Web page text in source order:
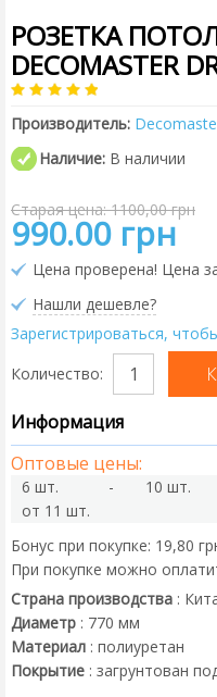
РОЗЕТКА
DECOMASTER
Производитель:
Наличие: В наличии
Старая цена: 1100,00 грн
990.00 грн
Цена проверена! Цена
Нашли дешевле?
Зарегистрироваться,
Количество:
Информация
Оптовые цены:
6 шт. - 10 шт.
от 11 шт.
Бонус при покупке: 19,80
При покупке можно
Страна производства :
Диаметр : 770 мм
Материал : полиуретан
Покрытие : загрунтован